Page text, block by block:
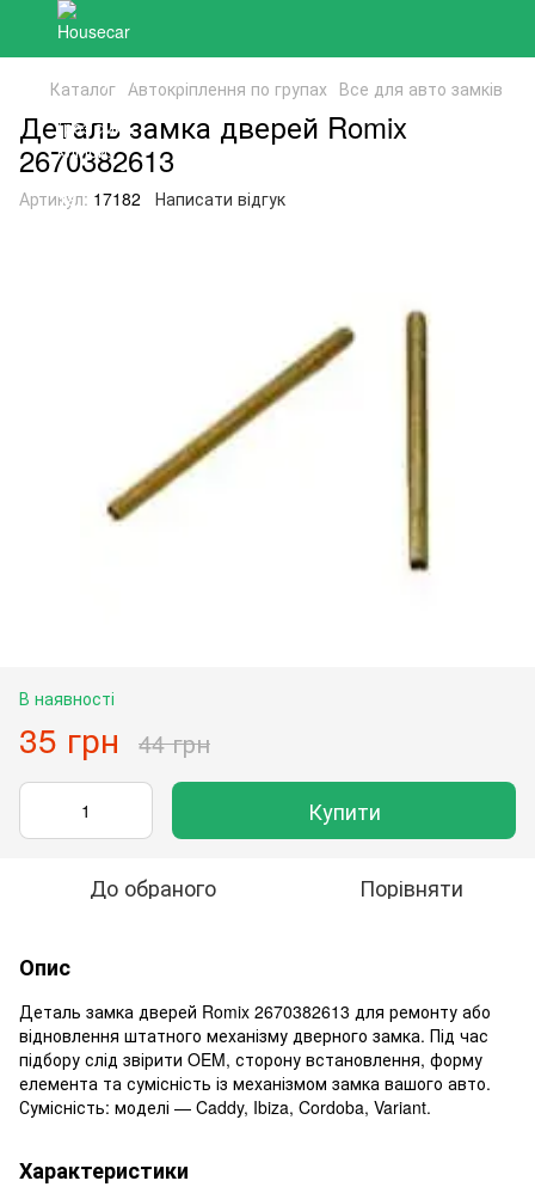
Каталог Автокріплення по групах Все для авто замків
Деталь замка дверей Romix
2670382613
Артикул: 17182 Написати відгук
В наявності
35 грн 44 грн
Купити
До обраного Порівняти
Опис
Деталь замка дверей Romix 2670382613 для ремонту або
відновлення штатного механізму дверного замка. Під час
підбору слід звірити OEM, сторону встановлення, форму
елемента та сумісність із механізмом замка вашого авто.
Сумісність: моделі — Caddy, Ibiza, Cordoba, Variant.
Характеристики